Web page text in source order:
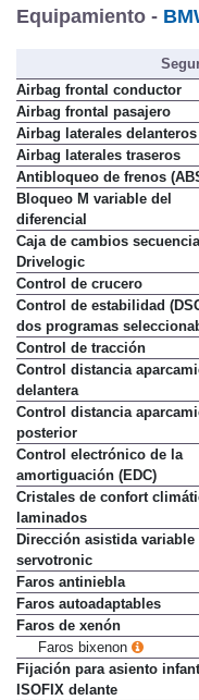
Equipamiento -
Airbag frontal conductor
Airbag frontal pasajero
Airbag laterales delanteros
Airbag laterales traseros
Antibloqueo de frenos
Bloqueo M variable del
diferencial
Caja de cambios
Drivelogic
Control de crucero
Control de estabilidad
dos programas
Control de tracción
Control distancia
delantera
Control distancia
posterior
Control electrónico de la
amortiguación (EDC)
Cristales de confort
laminados
Dirección asistida variable
servotronic
Faros antiniebla
Faros autoadaptables
Faros de xenón
Faros bixenon
Fijación para asiento
ISOFIX delante